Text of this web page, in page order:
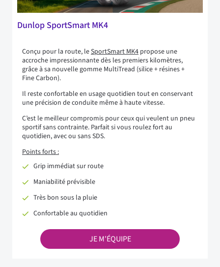
Dunlop SportSmart MK4
Conçu pour la route, leSportSmart MK4 propose une
accroche impressionnante dès les premiers kilomètres,
grâce à sa nouvelle gomme MultiTread (silice + résines +
Fine Carbon).
Il reste confortable en usage quotidien tout en conservant
une précision de conduite même à haute vitesse.
C’est le meilleur compromis pour ceux qui veulent un pneu
sportif sans contrainte. Parfait si vous roulez fort au
quotidien, avec ou sans SDS.
Points forts :
Grip immédiat sur route
Maniabilité prévisible
Très bon sous la pluie
Confortable au quotidien
JE M'ÉQUIPE